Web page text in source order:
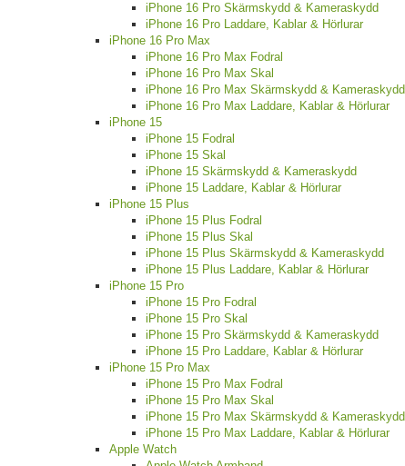
iPhone 16 Pro Skärmskydd & Kameraskydd
iPhone 16 Pro Laddare, Kablar & Hörlurar
iPhone 16 Pro Max
iPhone 16 Pro Max Fodral
iPhone 16 Pro Max Skal
iPhone 16 Pro Max Skärmskydd & Kameraskydd
iPhone 16 Pro Max Laddare, Kablar & Hörlurar
iPhone 15
iPhone 15 Fodral
iPhone 15 Skal
iPhone 15 Skärmskydd & Kameraskydd
iPhone 15 Laddare, Kablar & Hörlurar
iPhone 15 Plus
iPhone 15 Plus Fodral
iPhone 15 Plus Skal
iPhone 15 Plus Skärmskydd & Kameraskydd
iPhone 15 Plus Laddare, Kablar & Hörlurar
iPhone 15 Pro
iPhone 15 Pro Fodral
iPhone 15 Pro Skal
iPhone 15 Pro Skärmskydd & Kameraskydd
iPhone 15 Pro Laddare, Kablar & Hörlurar
iPhone 15 Pro Max
iPhone 15 Pro Max Fodral
iPhone 15 Pro Max Skal
iPhone 15 Pro Max Skärmskydd & Kameraskydd
iPhone 15 Pro Max Laddare, Kablar & Hörlurar
Apple Watch